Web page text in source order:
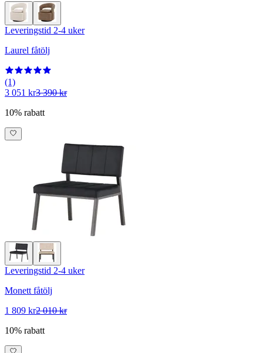
Leveringstid 2-4 uker
Laurel fåtölj
(1)
3 051 kr3 390 kr
10% rabatt
Leveringstid 2-4 uker
Monett fåtölj
1 809 kr2 010 kr
10% rabatt